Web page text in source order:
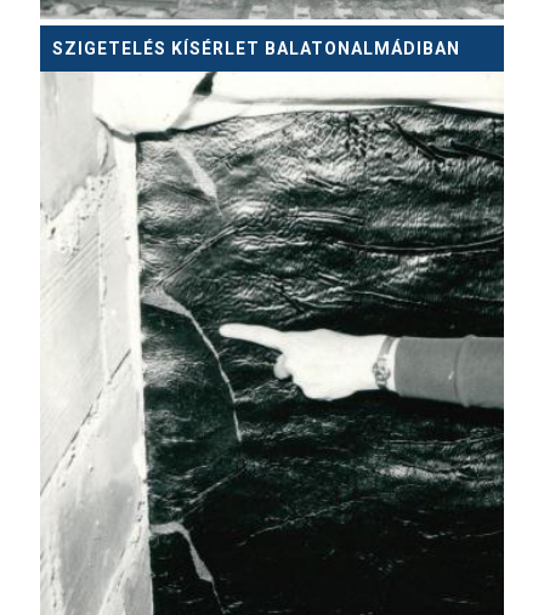
SZIGETELÉS KÍSÉRLET BALATONALMÁDIBAN